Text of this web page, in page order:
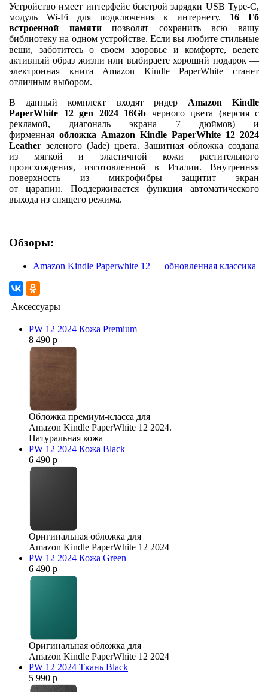
Устройство имеет интерфейс быстрой зарядки USB Type-C,
модуль Wi-Fi для подключения к интернету. 16 Гб
встроенной памятипозволят сохранить всю вашу
библиотеку на одном устройстве. Если вы любите стильные
вещи, заботитесь о своем здоровье и комфорте, ведете
активный образ жизни или выбираете хороший подарок —
электронная книга Amazon Kindle PaperWhite станет
отличным выбором.
В данный комплект входят ридер Amazon Kindle
PaperWhite 12 gen 2024 16Gb черного цвета (версия с
рекламой, диагональ экрана 7 дюймов) и
фирменная обложка Amazon Kindle PaperWhite 12 2024
Leather зеленого (Jade) цвета. Защитная обложка создана
из мягкой и эластичной кожи растительного
происхождения, изготовленной в Италии. Внутренняя
поверхность из микрофибры защитит экран
от царапин. Поддерживается функция автоматического
выхода из спящего режима.
Обзоры:
Amazon Kindle Paperwhite 12 — обновленная классика
Аксессуары
PW 12 2024 Кожа Premium
8 490 р
Обложка премиум-класса для
Amazon Kindle PaperWhite 12 2024.
Натуральная кожа
PW 12 2024 Кожа Black
6 490 р
Оригинальная обложка для
Amazon Kindle PaperWhite 12 2024
PW 12 2024 Кожа Green
6 490 р
Оригинальная обложка для
Amazon Kindle PaperWhite 12 2024
PW 12 2024 Ткань Black
5 990 р